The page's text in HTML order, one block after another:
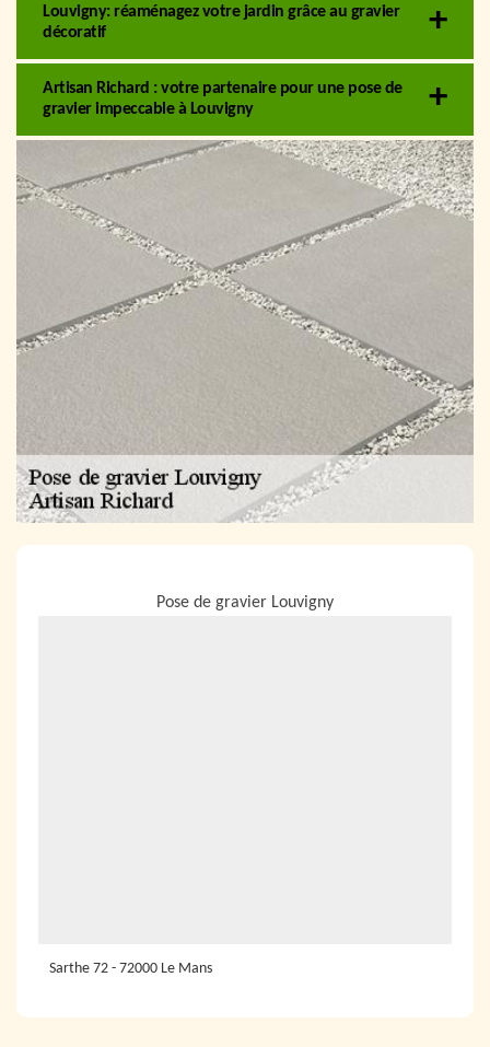
Louvigny: réaménagez votre jardin grâce au gravier
décoratif
Artisan Richard : votre partenaire pour une pose de
gravier impeccable à Louvigny
Pose de gravier Louvigny
Sarthe 72 - 72000 Le Mans